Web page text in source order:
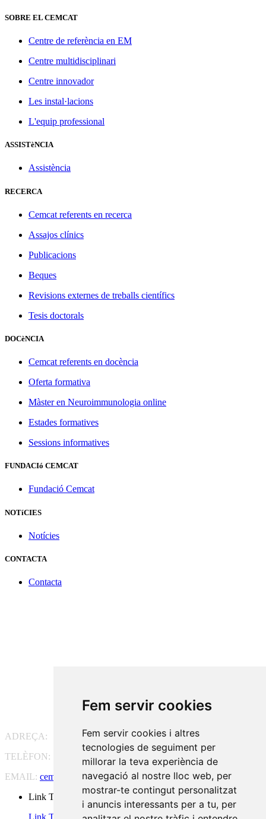
Fem servir cookies
Fem servir cookies i altres
tecnologies de seguiment per
millorar la teva experiència de
navegació al nostre lloc web, per
mostrar-te contingut personalitzat
i anuncis interessants per a tu, per
SOBRE EL CEMCAT
Centre de referència en EM
Centre multidisciplinari
Centre innovador
Les instal·lacions
L'equip professional
ASSISTèNCIA
Assistència
RECERCA
Cemcat referents en recerca
Assajos clínics
Publicacions
Beques
Revisions externes de treballs científics
Tesis doctorals
DOCèNCIA
Cemcat referents en docència
Oferta formativa
Màster en Neuroimmunologia online
Estades formatives
Sessions informatives
FUNDACIó CEMCAT
Fundació Cemcat
NOTíCIES
Notícies
CONTACTA
Contacta
ADREÇA:
Pg. Vall d'Hebron, 119-129, 08035 Barcelona
TELÈFON:
93 175 15 55
EMAIL: cem-cat@cem-cat.org
Link Twitter